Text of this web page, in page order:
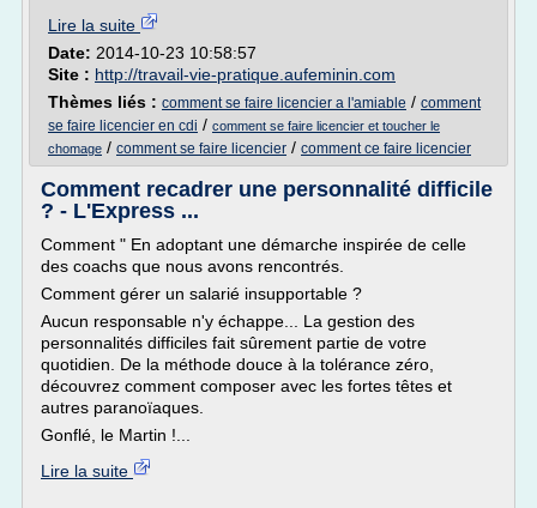
Lire la suite
Date: 2014-10-23 10:58:57
Site : http://travail-vie-pratique.aufeminin.com
Thèmes liés : comment se faire licencier a l'amiable / comment
se faire licencier en cdi / comment se faire licencier et toucher le
chomage / comment se faire licencier / comment ce faire licencier
Comment recadrer une personnalité difficile
? - L'Express ...
Comment " En adoptant une démarche inspirée de celle
des coachs que nous avons rencontrés.
Comment gérer un salarié insupportable ?
Aucun responsable n'y échappe... La gestion des
personnalités difficiles fait sûrement partie de votre
quotidien. De la méthode douce à la tolérance zéro,
découvrez comment composer avec les fortes têtes et
autres paranoïaques.
Gonflé, le Martin !...
Lire la suite